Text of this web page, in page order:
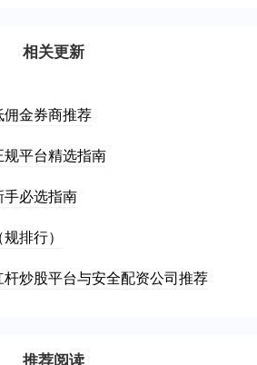
相关更新
金券商推荐
平台精选指南
必选指南
排行）
炒股平台与安全配资公司推荐
推荐阅读